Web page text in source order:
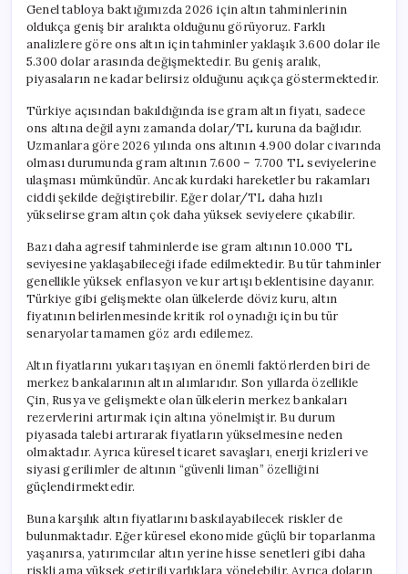
Genel tabloya baktığımızda 2026 için altın tahminlerinin
oldukça geniş bir aralıkta olduğunu görüyoruz. Farklı
analizlere göre ons altın için tahminler yaklaşık 3.600 dolar ile
5.300 dolar arasında değişmektedir. Bu geniş aralık,
piyasaların ne kadar belirsiz olduğunu açıkça göstermektedir.
Türkiye açısından bakıldığında ise gram altın fiyatı, sadece
ons altına değil aynı zamanda dolar/TL kuruna da bağlıdır.
Uzmanlara göre 2026 yılında ons altının 4.900 dolar civarında
olması durumunda gram altının 7.600 – 7.700 TL seviyelerine
ulaşması mümkündür. Ancak kurdaki hareketler bu rakamları
ciddi şekilde değiştirebilir. Eğer dolar/TL daha hızlı
yükselirse gram altın çok daha yüksek seviyelere çıkabilir.
Bazı daha agresif tahminlerde ise gram altının 10.000 TL
seviyesine yaklaşabileceği ifade edilmektedir. Bu tür tahminler
genellikle yüksek enflasyon ve kur artışı beklentisine dayanır.
Türkiye gibi gelişmekte olan ülkelerde döviz kuru, altın
fiyatının belirlenmesinde kritik rol oynadığı için bu tür
senaryolar tamamen göz ardı edilemez.
Altın fiyatlarını yukarı taşıyan en önemli faktörlerden biri de
merkez bankalarının altın alımlarıdır. Son yıllarda özellikle
Çin, Rusya ve gelişmekte olan ülkelerin merkez bankaları
rezervlerini artırmak için altına yönelmiştir. Bu durum
piyasada talebi artırarak fiyatların yükselmesine neden
olmaktadır. Ayrıca küresel ticaret savaşları, enerji krizleri ve
siyasi gerilimler de altının “güvenli liman” özelliğini
güçlendirmektedir.
Buna karşılık altın fiyatlarını baskılayabilecek riskler de
bulunmaktadır. Eğer küresel ekonomide güçlü bir toparlanma
yaşanırsa, yatırımcılar altın yerine hisse senetleri gibi daha
riskli ama yüksek getirili varlıklara yönelebilir. Ayrıca doların